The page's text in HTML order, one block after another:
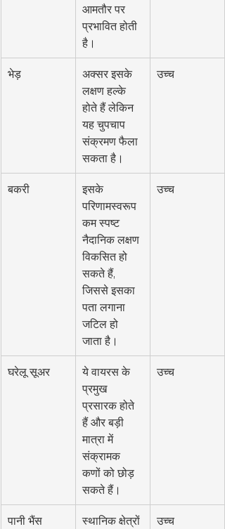
आमतौर पर
प्रभावित होती
है।
भेड़
अक्सर इसके
लक्षण हल्के
होते हैं लेकिन
यह चुपचाप
संक्रमण फैला
सकता है।
उच्च
बकरी
इसके
परिणामस्वरूप
कम स्पष्ट
नैदानिक लक्षण
विकसित हो
सकते हैं,
जिससे इसका
पता लगाना
जटिल हो
जाता है।
उच्च
घरेलू सूअर
ये वायरस के
प्रमुख
प्रसारक होते
हैं और बड़ी
मात्रा में
संक्रामक
कणों को छोड़
सकते हैं।
उच्च
पानी भैंस
स्थानिक क्षेत्रों
उच्च